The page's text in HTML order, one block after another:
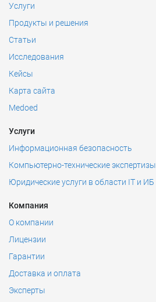
Услуги
Продукты и решения
Статьи
Исследования
Кейсы
Карта сайта
Medoed
Услуги
Информационная безопасность
Компьютерно-технические экспертизы
Юридические услуги в области IT и ИБ
Компания
О компании
Лицензии
Гарантии
Доставка и оплата
Эксперты